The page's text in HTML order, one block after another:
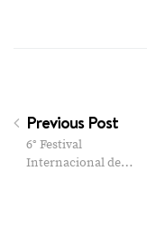
Previous Post
6° Festival
Internacional de…